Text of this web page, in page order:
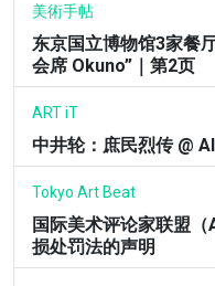
美術手帖
东京国立博物馆3家餐
会席 Okuno”｜第2页
ART iT
中井轮：庶民烈传 @
Tokyo Art Beat
国际美术评论家联盟
损处罚法的声明